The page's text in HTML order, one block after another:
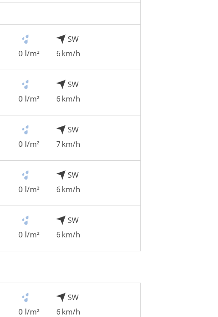
0 l/m²
SW
6 km/h
0 l/m²
SW
6 km/h
0 l/m²
SW
7 km/h
0 l/m²
SW
6 km/h
0 l/m²
SW
6 km/h
0 l/m²
SW
6 km/h